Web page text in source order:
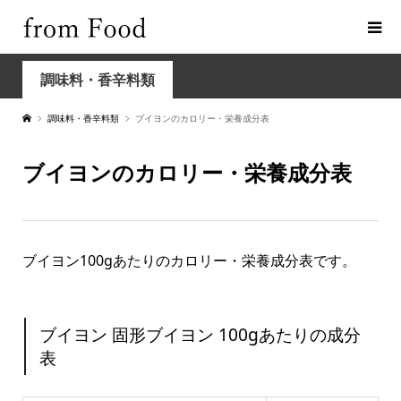
調味料・香辛料類
調味料・香辛料類 ブイヨンのカロリー・栄養成分表
ブイヨンのカロリー・栄養成分表
ブイヨン100gあたりのカロリー・栄養成分表です。
ブイヨン 固形ブイヨン 100gあたりの成分
表